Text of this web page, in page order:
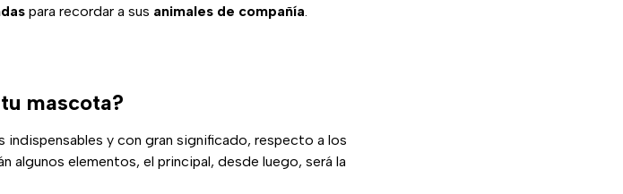
para recordar a sus animales de compañía.
mascota?
indispensables y con gran significado, respecto a los
algunos elementos, el principal, desde luego, será la